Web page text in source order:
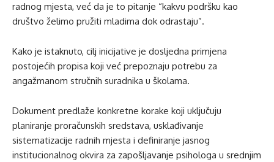
radnog mjesta, već da je to pitanje “kakvu podršku kao
društvo želimo pružiti mladima dok odrastaju”.
Kako je istaknuto, cilj inicijative je dosljedna primjena
postojećih propisa koji već prepoznaju potrebu za
angažmanom stručnih suradnika u školama.
Dokument predlaže konkretne korake koji uključuju
planiranje proračunskih sredstava, usklađivanje
sistematizacije radnih mjesta i definiranje jasnog
institucionalnog okvira za zapošljavanje psihologa u srednjim